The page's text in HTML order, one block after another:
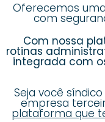
Oferecemos
com
Com nossa
rotinas
integrada com
Seja você
empresa
plataforma que